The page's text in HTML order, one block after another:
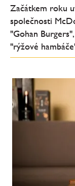
Začátkem roku
společnosti
"Gohan
"rýžové